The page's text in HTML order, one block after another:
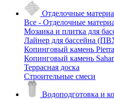
Отделочные
Все - Отделочные
Мозаика и плитка для
Лайнер для бассейна
Копинговый камень Pierra
Копинговый камень
Террасная доска
Строительные смеси
Водоподготовка и